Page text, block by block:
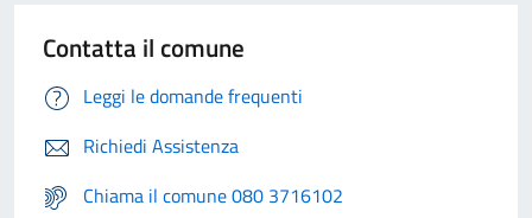
Contatta il comune
Leggi le domande frequenti
Richiedi Assistenza
Chiama il comune 080 3716102